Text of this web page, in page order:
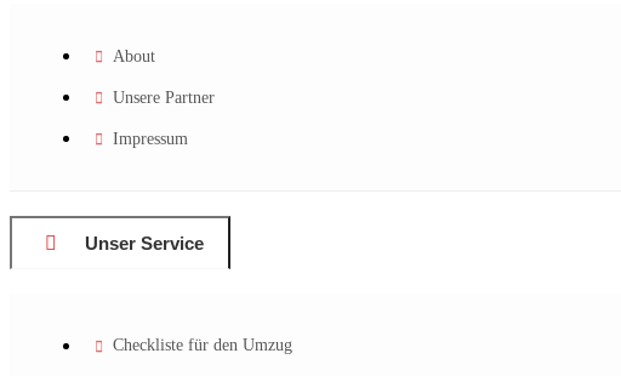
About
Unsere Partner
Impressum
Unser Service
Checkliste für den Umzug